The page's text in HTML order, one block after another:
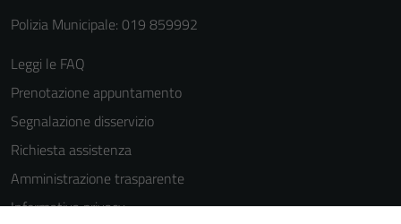
Polizia Municipale: 019 859992
Leggi le FAQ
Prenotazione appuntamento
Segnalazione disservizio
Richiesta assistenza
Amministrazione trasparente
Informativa privacy